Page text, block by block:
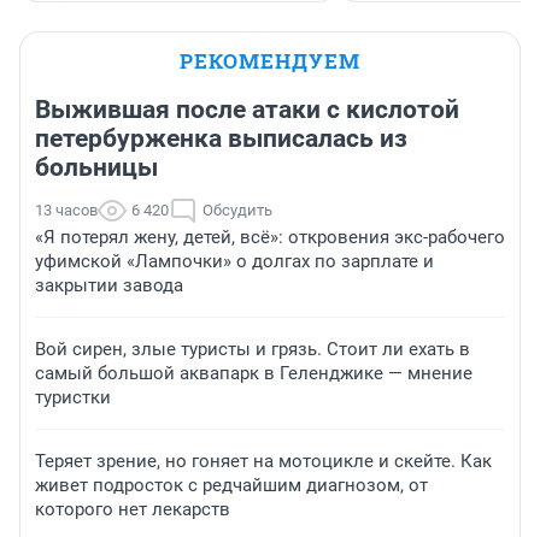
РЕКОМЕНДУЕМ
Выжившая после атаки с кислотой
петербурженка выписалась из
больницы
13 часов 6 420 Обсудить
«Я потерял жену, детей, всё»: откровения экс-рабочего
уфимской «Лампочки» о долгах по зарплате и
закрытии завода
Вой сирен, злые туристы и грязь. Стоит ли ехать в
самый большой аквапарк в Геленджике — мнение
туристки
Теряет зрение, но гоняет на мотоцикле и скейте. Как
живет подросток с редчайшим диагнозом, от
которого нет лекарств